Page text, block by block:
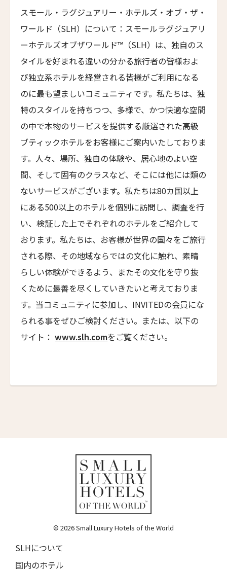
カサ・ルシア
Casa Lucia
ケノア・エクスクルーシブ・ビーチ・スパ & リゾ
ート
Kenoa - Exclusive Beach Spa & Resort
エミリアーノ・サンパウロ
Emiliano São Paulo
エミリアーノ・リオ
Emiliano Rio
バラクーダ・ホテル・アンド・ヴィラズ
Barracuda Hotel & Villas
パラッツォ・マンフレディ
Palazzo Manfredi
ヴィラ・スパレッティ・トリヴェッリ
Villa Spalletti Trivelli
ロメオ・ローマ
ROMEO Roma
ザ・ゲーテ・ホテル
The Goethe Hotel
パーム・スイート
Palm Suite
マーロット・ローマ
TAKANAWA HANAKOHRO
ホテル ヴィロン
ホテル・ロード・バイロン
スモール・ラグジュアリー・ホテルズ・オブ・ザ・
ワールド（SLH）について：スモールラグジュアリ
ーホテルズオブザワールド™（SLH）は、独自のス
タイルを好まれる違いの分かる旅行者の皆様およ
び独立系ホテルを経営される皆様がご利用になる
のに最も望ましいコミュニティです。私たちは、独
特のスタイルを持ちつつ、多様で、かつ快適な空間
の中で本物のサービスを提供する厳選された高級
ブティックホテルをお客様にご案内いたしておりま
す。人々、場所、独自の体験や、居心地のよい空
間、そして固有のクラスなど、そこには他には類の
ないサービスがございます。私たちは80カ国以上
にある500以上のホテルを個別に訪問し、調査を行
い、検証した上でそれぞれのホテルをご紹介して
おります。私たちは、お客様が世界の国々をご旅行
される際、その地域ならではの文化に触れ、素晴
らしい体験ができるよう、またその文化を守り抜
くために最善を尽くしていきたいと考えておりま
す。当コミュニティに参加し、INVITEDの会員にな
られる事をぜひご検討ください。または、以下の
サイト：www.slh.comをご覧ください。
© 2026 Small Luxury Hotels of the World
SLHについて
国内のホテル